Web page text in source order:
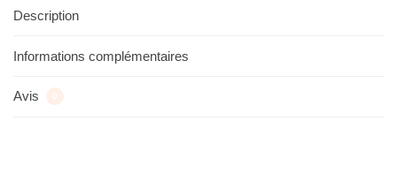
Description
Informations complémentaires
Avis 0